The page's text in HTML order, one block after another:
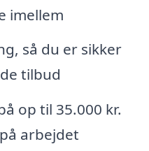
imellem
så du er sikker
tilbud
op til 35.000 kr.
arbejdet